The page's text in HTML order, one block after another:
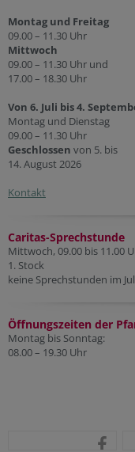
Montag und Freitag
09.00 – 11.30 Uhr
Mittwoch
09.00 – 11.30 Uhr und
17.00 – 18.30 Uhr
Von 6. Juli bis 4.
Montag und Dienstag
09.00 – 11.30 Uhr
Geschlossen von 5. bis
14. August 2026
Kontakt
Caritas-Sprechstunde
Mittwoch, 09.00 bis 11.00
1. Stock
keine Sprechstunden im
Öffnungszeiten der
Montag bis Sonntag:
08.00 – 19.30 Uhr